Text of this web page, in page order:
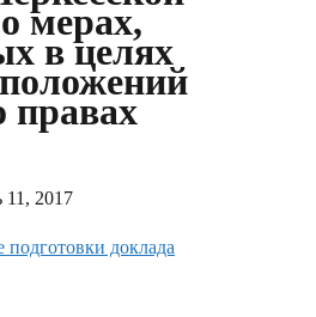
мерах,
в целях
правах
11, 2017
доклада